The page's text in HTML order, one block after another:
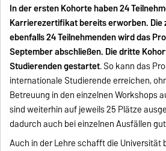
In der ersten Kohorte haben 24
Karrierezertifikat bereits erworben. Die
ebenfalls 24 Teilnehmenden wird das
September abschließen. Die dritte
Studierenden gestartet. So kann das
internationale Studierende erreichen,
Betreuung in den einzelnen Workshops
sind weiterhin auf jeweils 25 Plätze
dadurch auch bei einzelnen Ausfällen
Auch in der Lehre schafft die Universität